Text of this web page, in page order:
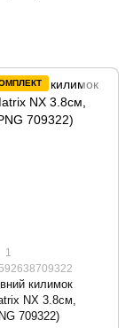
1
килимок
NX 3.8см,
709322)